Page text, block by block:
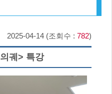
2025-04-14 (조회수 : 782)
궤> 특강